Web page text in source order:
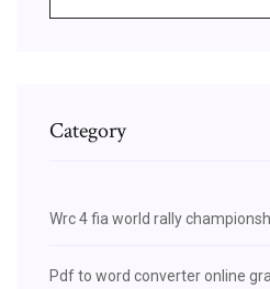
Category
Wrc 4 fia world rally
Pdf to word converter online